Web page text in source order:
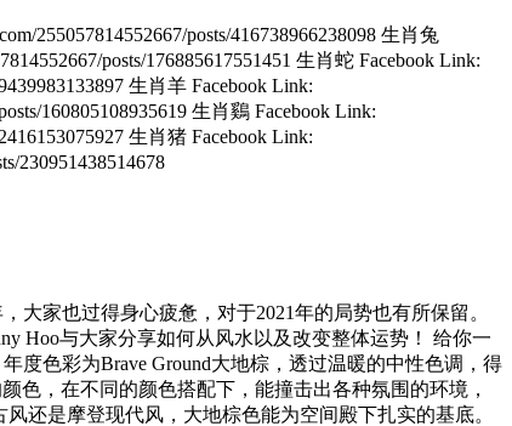
255057814552667/posts/416738966238098 生肖兔
posts/176885617551451 生肖蛇 Facebook Link:
生肖羊 Facebook Link:
160805108935619 生肖鷄 Facebook Link:
生肖猪 Facebook Link:
230951438514678
大家也过得身心疲惫，对于2021年的局势也有所保留。
Hoo与大家分享如何从风水以及改变整体运势！ 给你一
度色彩为Brave Ground大地棕，透过温暖的中性色调，得
色，在不同的颜色搭配下，能撞击出各种氛围的环境，
还是摩登现代风，大地棕色能为空间殿下扎实的基底。